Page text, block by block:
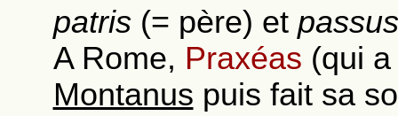
patris(= père) et passus
A Rome, Praxéas (qui
Montanus puis fait sa